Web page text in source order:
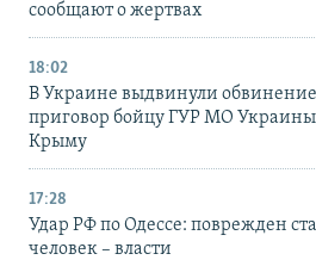
сообщают о жертвах
18:02
В Украине выдвинули
приговор бойцу ГУР МО
Крыму
17:28
Удар РФ по Одессе: поврежден
человек – власти